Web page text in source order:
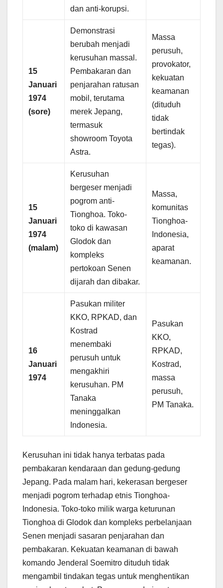
dan anti-korupsi.
15
Januari
1974
(sore)
Demonstrasi
berubah menjadi
kerusuhan massal.
Pembakaran dan
penjarahan ratusan
mobil, terutama
merek Jepang,
termasuk
showroom Toyota
Astra.
Massa
perusuh,
provokator,
kekuatan
keamanan
(dituduh
tidak
bertindak
tegas).
15
Januari
1974
(malam)
Kerusuhan
bergeser menjadi
pogrom anti-
Tionghoa. Toko-
toko di kawasan
Glodok dan
kompleks
pertokoan Senen
dijarah dan dibakar.
Massa,
komunitas
Tionghoa-
Indonesia,
aparat
keamanan.
16
Januari
1974
Pasukan militer
KKO, RPKAD, dan
Kostrad
menembaki
perusuh untuk
mengakhiri
kerusuhan. PM
Tanaka
meninggalkan
Indonesia.
Pasukan
KKO,
RPKAD,
Kostrad,
massa
perusuh,
PM Tanaka.
Kerusuhan ini tidak hanya terbatas pada
pembakaran kendaraan dan gedung-gedung
Jepang. Pada malam hari, kekerasan bergeser
menjadi pogrom terhadap etnis Tionghoa-
Indonesia. Toko-toko milik warga keturunan
Tionghoa di Glodok dan kompleks perbelanjaan
Senen menjadi sasaran penjarahan dan
pembakaran. Kekuatan keamanan di bawah
komando Jenderal Soemitro dituduh tidak
mengambil tindakan tegas untuk menghentikan